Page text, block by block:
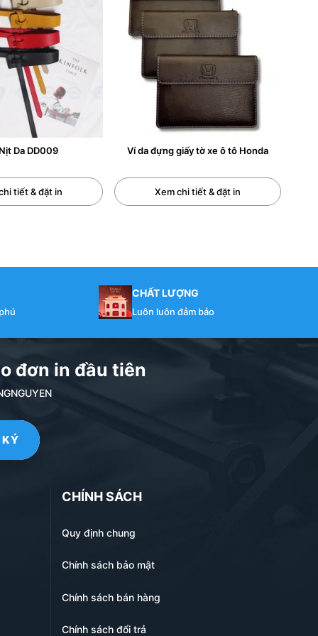
kềnh với nhiều tiền mặt dần giảm đi. Thay vào
không thể thiếu, định hình phong cách sống tối
cước công dân, bằng lái xe dạng thẻ, và một
của người đàn ông hiện đại.
thị trường, bí quyết lựa chọn sản phẩm ưng ý, cho
(card) và một lượng tiền mặt tối thiểu. Các loại
cần thiết, loại bỏ sự cồng kềnh.
dữ liệu từ. Nhiều mẫu còn tích hợp công nghệ
Da DD009
tiết & đặt in
Ví da đựng giấy tờ xe ô tô Honda
Xem chi tiết & đặt in
CHẤT LƯỢNG
Luôn luôn đảm bảo
đơn in đầu tiên
CHÍNH SÁCH
Quy định chung
Chính sách bảo mật
Chính sách bán hàng
Chính sách đổi trả